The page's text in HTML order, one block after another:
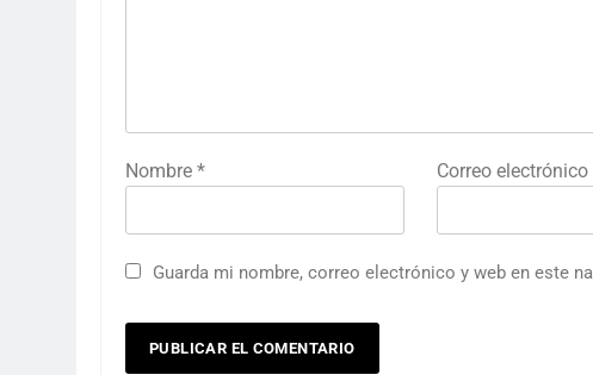
Nombre * Correo electrónico
Guarda mi nombre, correo electrónico y web en este